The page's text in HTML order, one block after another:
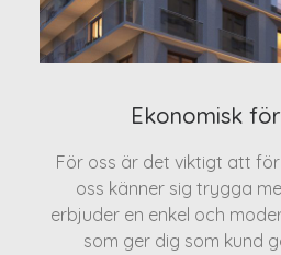
Ekonomisk
För oss är det viktigt att
oss känner sig trygga
erbjuder en enkel och
som ger dig som kund